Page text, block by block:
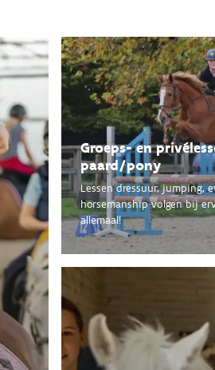
Groeps- en
paard/pony
Lessen dressuur, jumping,
horsemanship volgen bij
allemaal!